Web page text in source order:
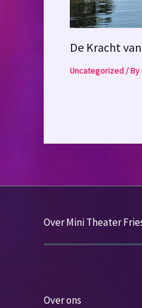
De Kracht
Uncategorized/ By
Over Mini Theater
Over ons